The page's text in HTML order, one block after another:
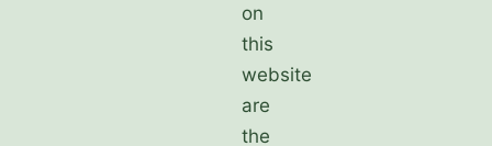
on
this
website
are
the